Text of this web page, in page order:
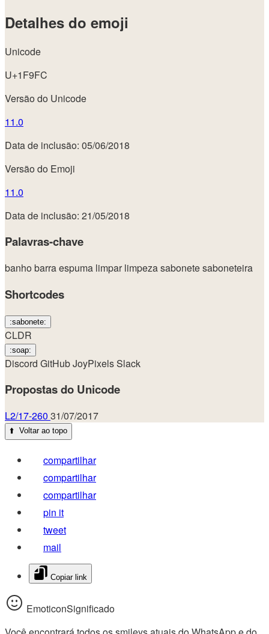
Detalhes do emoji
Unicode
U+1F9FC
Versão do Unicode
11.0
Data de inclusão: 05/06/2018
Versão do Emoji
11.0
Data de inclusão: 21/05/2018
Palavras-chave
banho barraespuma limpar limpezasabonetesaboneteira
Shortcodes
:sabonete:
CLDR
:soap:
Discord GitHubJoyPixelsSlack
Propostas do Unicode
L2/17-260 31/07/2017
⬆️ Voltar ao topo
compartilhar
compartilhar
compartilhar
pin it
tweet
mail
Copiar link
EmoticonSignificado